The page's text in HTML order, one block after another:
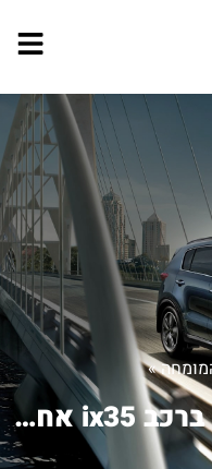
»
כיצד לכוון את השעון ברכב ix35 אחרי כי...